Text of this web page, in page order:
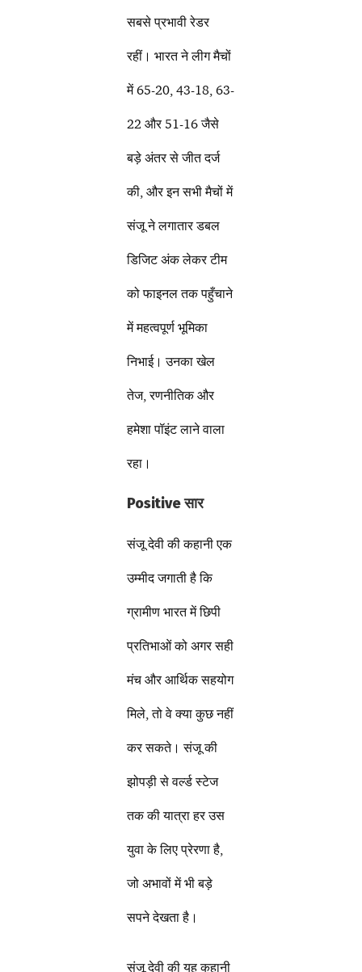
सबसे प्रभावी रेडर
रहीं। भारत ने लीग मैचों
में 65-20, 43-18, 63-
22 और 51-16 जैसे
बड़े अंतर से जीत दर्ज
की, और इन सभी मैचों में
संजू ने लगातार डबल
डिजिट अंक लेकर टीम
को फाइनल तक पहुँचाने
में महत्वपूर्ण भूमिका
निभाई। उनका खेल
तेज, रणनीतिक और
हमेशा पॉइंट लाने वाला
रहा।
Positive सार
संजू देवी की कहानी एक
उम्मीद जगाती है कि
ग्रामीण भारत में छिपी
प्रतिभाओं को अगर सही
मंच और आर्थिक सहयोग
मिले, तो वे क्या कुछ नहीं
कर सकते। संजू की
झोपड़ी से वर्ल्ड स्टेज
तक की यात्रा हर उस
युवा के लिए प्रेरणा है,
जो अभावों में भी बड़े
सपने देखता है।
संजू देवी की यह कहानी